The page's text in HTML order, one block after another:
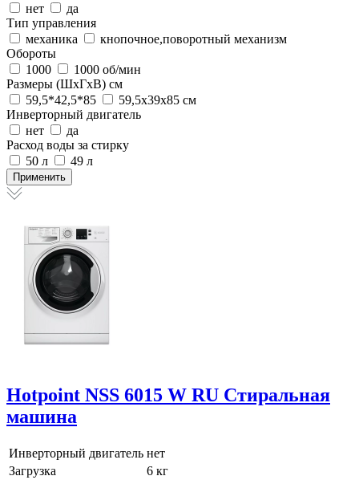
нет
да
Тип управления
механика
кнопочное,поворотный механизм
Обороты
1000
1000 об/мин
Размеры (ШхГхВ) см
59,5*42,5*85
59,5х39х85 см
Инверторный двигатель
нет
да
Расход воды за стирку
50 л
49 л
Hotpoint NSS 6015 W RU Стиральная
машина
Инверторный двигатель нет
Загрузка
6 кг